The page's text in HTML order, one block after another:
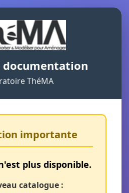
documentation
ThéMA
importante
plus disponible.
catalogue :